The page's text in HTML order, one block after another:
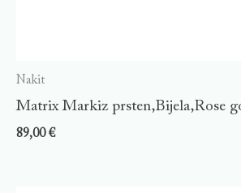
Nakit
Matrix Markiz prsten,Bijela,Rose
89,00€